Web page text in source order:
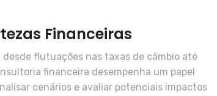
Financeiras
flutuações nas taxas de câmbio até
financeira desempenha um papel
cenários e avaliar potenciais impactos